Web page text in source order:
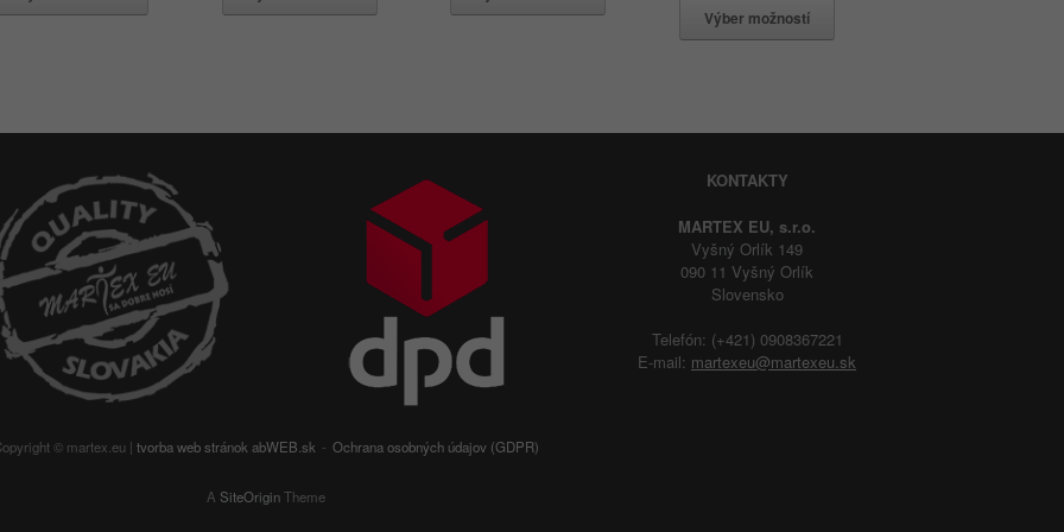
Výber možností
KONTAKTY
MARTEX EU, s.r.o.
Vyšný Orlík 149
090 11 Vyšný Orlík
Slovensko
Telefón: (+421) 0908367221
E-mail: martexeu@martexeu.sk
© martex.eu | tvorba web stránok abWEB.sk Ochrana osobných údajov (GDPR)
A SiteOriginTheme